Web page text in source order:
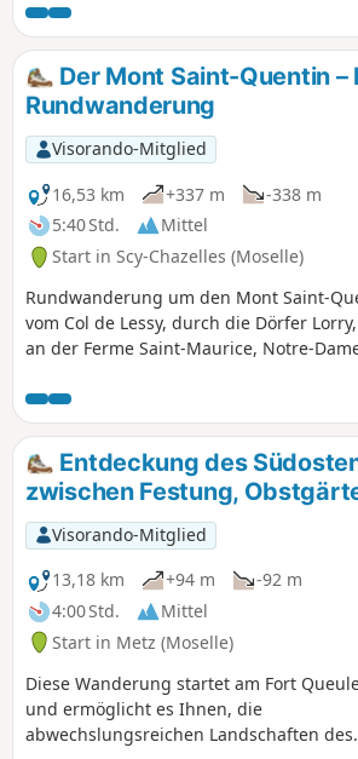
nach Vazelle und zurück über Lessy.
Der Mont Saint-Quentin –
Rundwanderung
Visorando-Mitglied
16,53 km
+337 m
-338 m
5:40 Std.
Mittel
Start in Scy-Chazelles (Moselle)
Rundwanderung um den Mont Saint-
vom Col de Lessy, durch die Dörfer
an der Ferme Saint-Maurice, Notre-
Entdeckung des
zwischen Festung,
Visorando-Mitglied
13,18 km
+94 m
-92 m
4:00 Std.
Mittel
Start in Metz (Moselle)
Diese Wanderung startet am Fort
und ermöglicht es Ihnen, die
abwechslungsreichen Landschaften des